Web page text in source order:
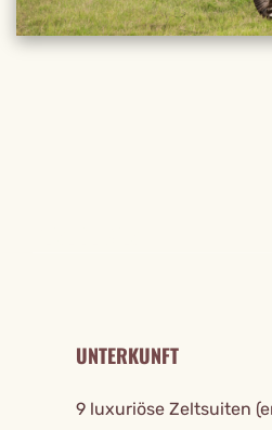
UNTERKUNFT
9 luxuriöse Zeltsuiten